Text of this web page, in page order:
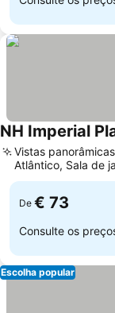
NH Imperial
Vistas
Atlântico, Sala de
vitrais
De € 73
Consulte os
Escolha popular